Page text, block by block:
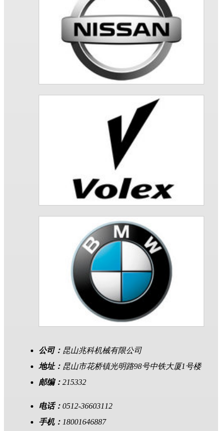
公司： 昆山兆科机械有限公司
地址： 昆山市花桥镇光明路98号中铁大厦1号楼
邮编： 215332
电话： 0512-36603112
手机： 18001646887